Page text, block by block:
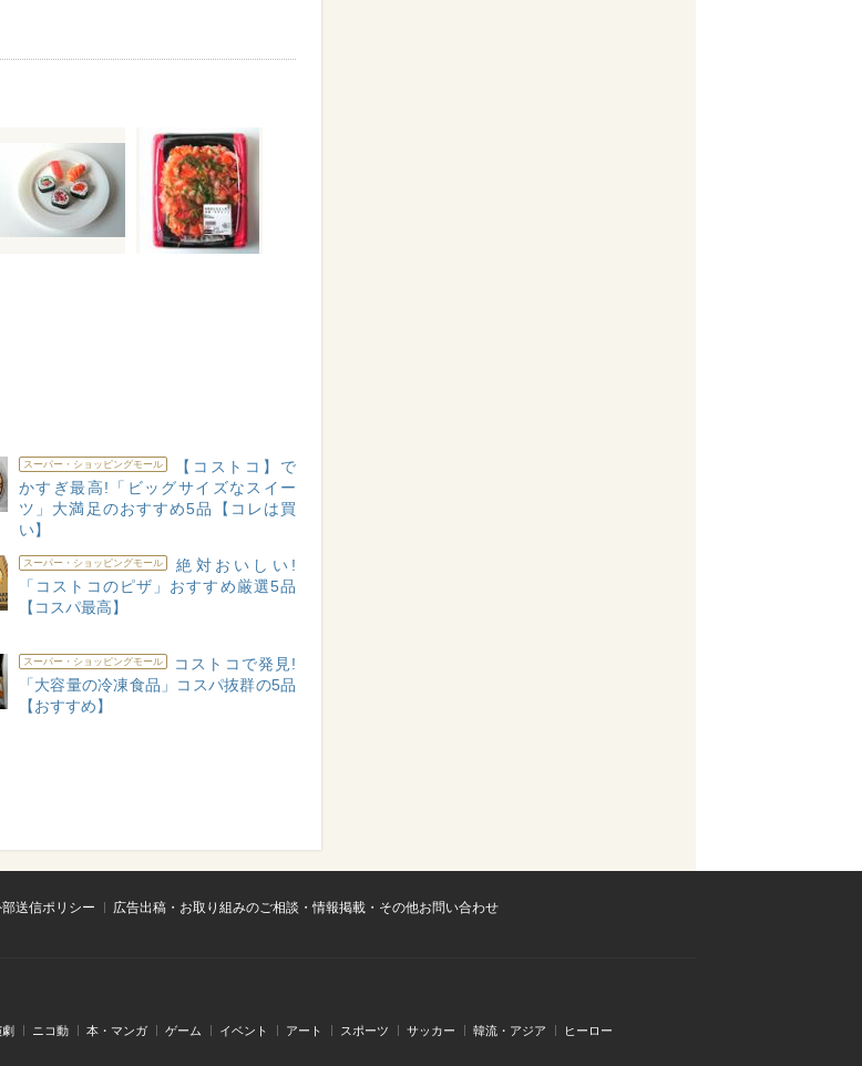
スーパー・ショッピングモール
【コストコ】で
かすぎ最高!「ビッグサイズなスイー
ツ」大満足のおすすめ5品【コレは買
い】
スーパー・ショッピングモール
絶対おいしい!
「コストコのピザ」おすすめ厳選5品
【コスパ最高】
スーパー・ショッピングモール
コストコで発見!
「大容量の冷凍食品」コスパ抜群の5品
【おすすめ】
送信ポリシー
広告出稿・お取り組みのご相談・情報掲載・その他お問い合わせ
ニコ動 本・マンガ ゲーム イベント アート スポーツ サッカー 韓流・アジア ヒーロー